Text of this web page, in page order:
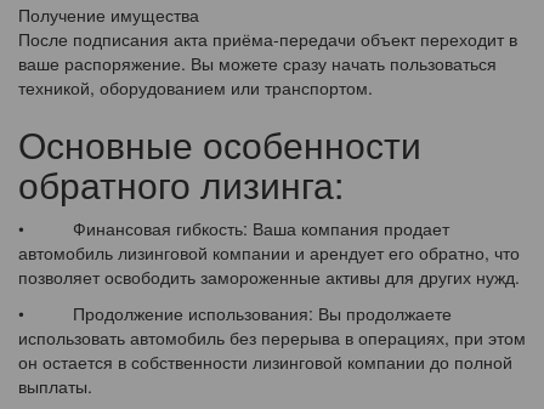
Получение имущества
После подписания акта приёма-передачи объект переходит в
ваше распоряжение. Вы можете сразу начать пользоваться
техникой, оборудованием или транспортом.
Основные особенности
обратного лизинга:
• Финансовая гибкость: Ваша компания продает
автомобиль лизинговой компании и арендует его обратно, что
позволяет освободить замороженные активы для других нужд.
• Продолжение использования: Вы продолжаете
использовать автомобиль без перерыва в операциях, при этом
он остается в собственности лизинговой компании до полной
выплаты.